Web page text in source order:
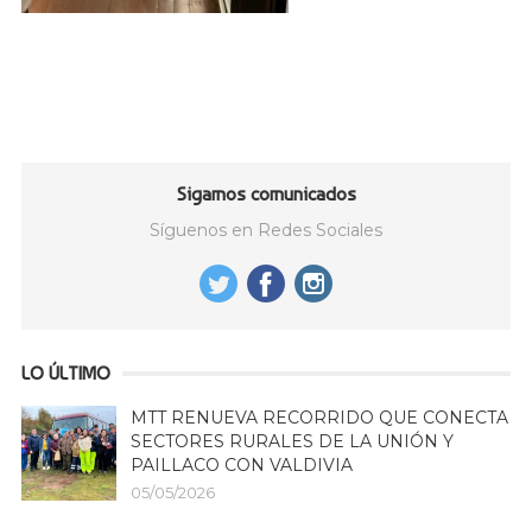
Sigamos comunicados
Síguenos en Redes Sociales
LO ÚLTIMO
MTT RENUEVA RECORRIDO QUE CONECTA
SECTORES RURALES DE LA UNIÓN Y
PAILLACO CON VALDIVIA
05/05/2026